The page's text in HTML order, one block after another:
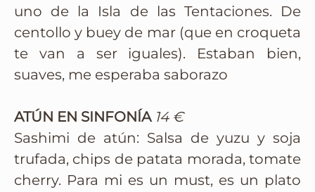
uno de la Isla de las Tentaciones. De
centollo y buey de mar (que en croqueta
te van a ser iguales). Estaban bien,
suaves, me esperaba saborazo
ATÚN EN SINFONÍA 14 €
Sashimi de atún: Salsa de yuzu y soja
trufada, chips de patata morada, tomate
cherry. Para mi es un must, es un plato